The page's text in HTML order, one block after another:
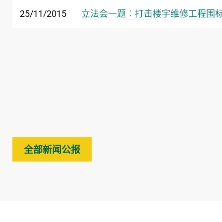
25/11/2015 立法会一题︰打击楼宇维修工程围
全部新闻公报